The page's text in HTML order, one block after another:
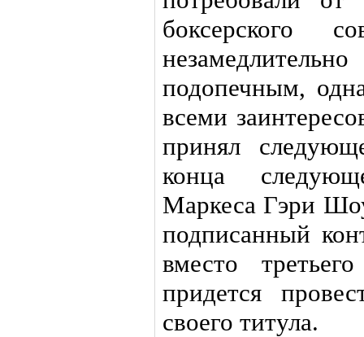
боксерского
подопечным,
всеми
принял
конца
Маркеса Гэри
подписанный
вместо
придется
своего титула.